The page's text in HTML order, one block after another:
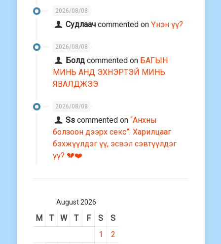
2026/08/08
Судлаач commented onҮнэн үү?
2026/08/08
Болд commented on БАГЫН
МИНЬ АНД ЭХНЭРТЭЙ МИНЬ
ЯВАЛДЖЭЭ
2026/08/08
Ss commented on“Анхны
болзоон дээрх секс”: Харилцааг
бэхжүүлдэг үү, эсвэл сэвтүүлдэг
үү? 💔❤️
August 2026
M T W T F S
S
1
2